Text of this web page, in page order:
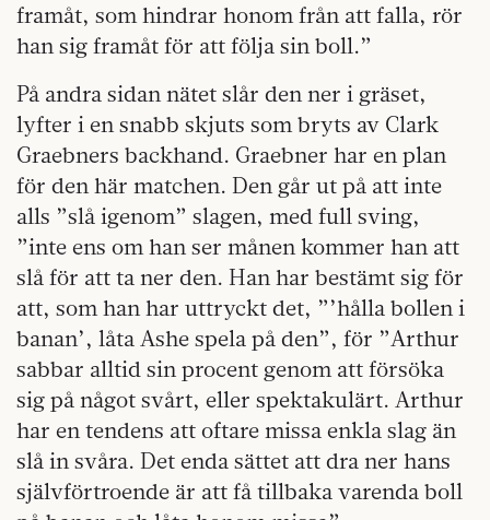
framåt, som hindrar honom från att falla, rör
han sig framåt för att följa sin boll.”
På andra sidan nätet slår den ner i gräset,
lyfter i en snabb skjuts som bryts av Clark
Graebners backhand. Graebner har en plan
för den här matchen. Den går ut på att inte
alls ”slå igenom” slagen, med full sving,
”inte ens om han ser månen kommer han att
slå för att ta ner den. Han har bestämt sig för
att, som han har uttryckt det, ”’hålla bollen i
banan’, låta Ashe spela på den”, för ”Arthur
sabbar alltid sin procent genom att försöka
sig på något svårt, eller spektakulärt. Arthur
har en tendens att oftare missa enkla slag än
slå in svåra. Det enda sättet att dra ner hans
självförtroende är att få tillbaka varenda boll